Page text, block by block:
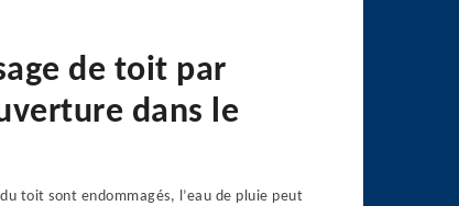
de toit par
dans le
toit sont endommagés, l’eau de pluie peut